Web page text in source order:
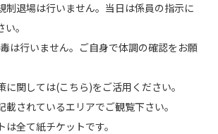
退場は行いません。当日は係員の指示に
。
は行いません。ご自身で体調の確認をお願
関しては(こちら)をご活用ください。
されているエリアでご観覧下さい。
全て紙チケットです。